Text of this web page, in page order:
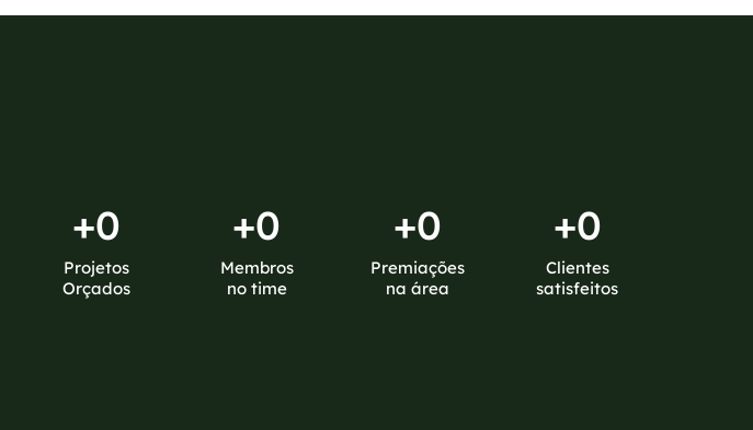
+0
Projetos
Orçados
+0
Membros
no time
+0
Premiações
na área
+0
Clientes
satisfeitos